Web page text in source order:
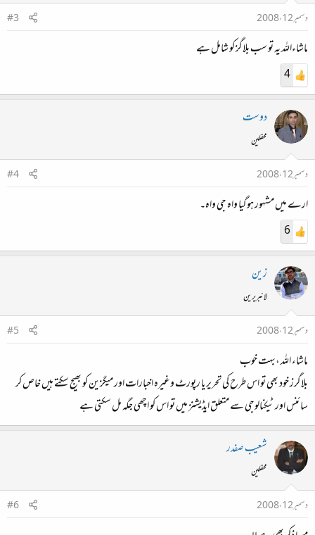
دسمبر 12، 2008
#3
ماشاءاللہ یہ تو سب بلاگز کو شامل ہے
4
دوست
محفلین
دسمبر 12، 2008
#4
ارے میں‌ مشہور ہوگیا واہ جی واہ۔
6
زین
لائبریرین
دسمبر 12، 2008
#5
ماشاء اللہ ،بہت خوب
بلاگرز خود بھی تو اس طرح کی تحریر یا رپورٹ وغیرہ اخبارات اور میگزین کو بھیج سکتے ہیں خاص کر
سائنس اور ٹیکنالوجی سے متعلق ایڈیشنز میں تو اس کو اچھی جگہ مل سکتی ہے
شعیب صفدر
محفلین
دسمبر 12، 2008
#6